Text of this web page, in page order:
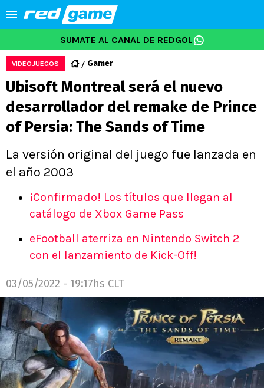
SUMATE AL CANAL DE REDGOL
VIDEOJUEGOS Gamer
Ubisoft Montreal será el nuevo
desarrollador del remake de Prince
of Persia: The Sands of Time
La versión original del juego fue lanzada en
el año 2003
¡Confirmado! Los títulos que llegan al
catálogo de Xbox Game Pass
eFootball aterriza en Nintendo Switch 2
con el lanzamiento de Kick-Off!
03/05/2022 - 19:17hs CLT